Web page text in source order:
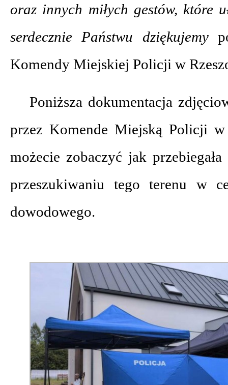
oraz innych miłych gestów, które
serdecznie Państwu dziękujemy
Komendy Miejskiej Policji w
Poniższa dokumentacja
przez Komende Miejską Policji
możecie zobaczyć jak
przeszukiwaniu tego terenu w
dowodowego.